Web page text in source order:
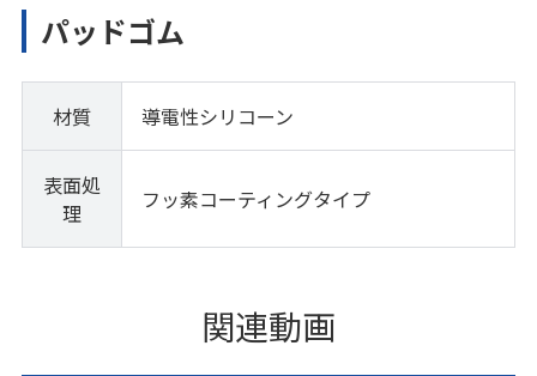
パッドゴム
材質 導電性シリコーン
表面処
理
フッ素コーティングタイプ
関連動画